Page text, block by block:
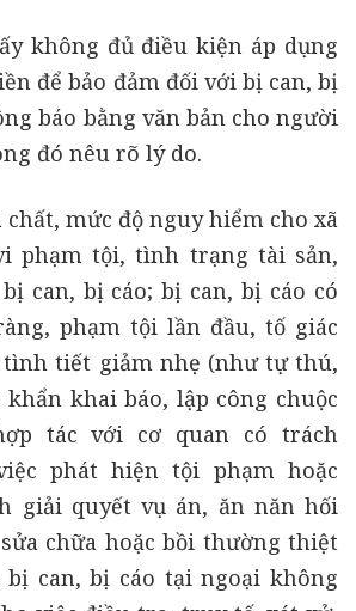
không đủ điều kiện áp dụng
để bảo đảm đối với bị can, bị
báo bằng văn bản cho người
đó nêu rõ lý do.
chất, mức độ nguy hiểm cho xã
phạm tội, tình trạng tài sản,
can, bị cáo; bị can, bị cáo có
phạm tội lần đầu, tố giác
tình tiết giảm nhẹ (như tự thú,
khai báo, lập công chuộc
tác với cơ quan có trách
phát hiện tội phạm hoặc
giải quyết vụ án, ăn năn hối
chữa hoặc bồi thường thiệt
bị can, bị cáo tại ngoại không